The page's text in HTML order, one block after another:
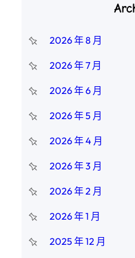
2026 年 8 月
2026 年 7 月
2026 年 6 月
2026 年 5 月
2026 年 4 月
2026 年 3 月
2026 年 2 月
2026 年 1 月
2025 年 12 月